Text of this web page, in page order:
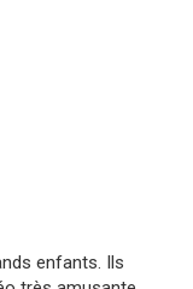
enfants. Ils